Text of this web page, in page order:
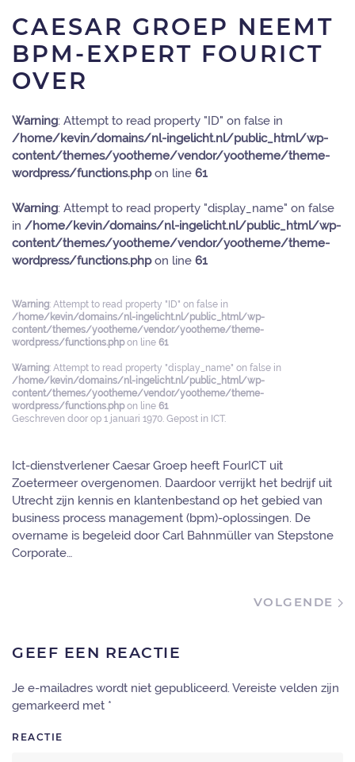
CAESAR GROEP NEEMT
BPM-EXPERT FOURICT
OVER
Warning: Attempt to read property "ID" on false in
/home/kevin/domains/nl-ingelicht.nl/public_html/wp-
content/themes/yootheme/vendor/yootheme/theme-
wordpress/functions.phpon line 61
Warning: Attempt to read property "display_name" on false
in /home/kevin/domains/nl-ingelicht.nl/public_html/wp-
content/themes/yootheme/vendor/yootheme/theme-
wordpress/functions.phpon line 61
Warning: Attempt to read property "ID" on false in
/home/kevin/domains/nl-ingelicht.nl/public_html/wp-
content/themes/yootheme/vendor/yootheme/theme-
wordpress/functions.phpon line 61
Warning: Attempt to read property "display_name" on false in
/home/kevin/domains/nl-ingelicht.nl/public_html/wp-
content/themes/yootheme/vendor/yootheme/theme-
wordpress/functions.phpon line 61
Geschreven door op 1 januari 1970 . Gepost in ICT.
Ict-dienstverlener Caesar Groep heeft FourICT uit
Zoetermeer overgenomen. Daardoor verrijkt het bedrijf uit
Utrecht zijn kennis en klantenbestand op het gebied van
business process management (bpm)-oplossingen. De
overname is begeleid door Carl Bahnmüller van Stepstone
Corporate…
VOLGENDE
GEEF EEN REACTIE
Je e-mailadres wordt niet gepubliceerd. Vereiste velden zijn
gemarkeerd met *
REACTIE